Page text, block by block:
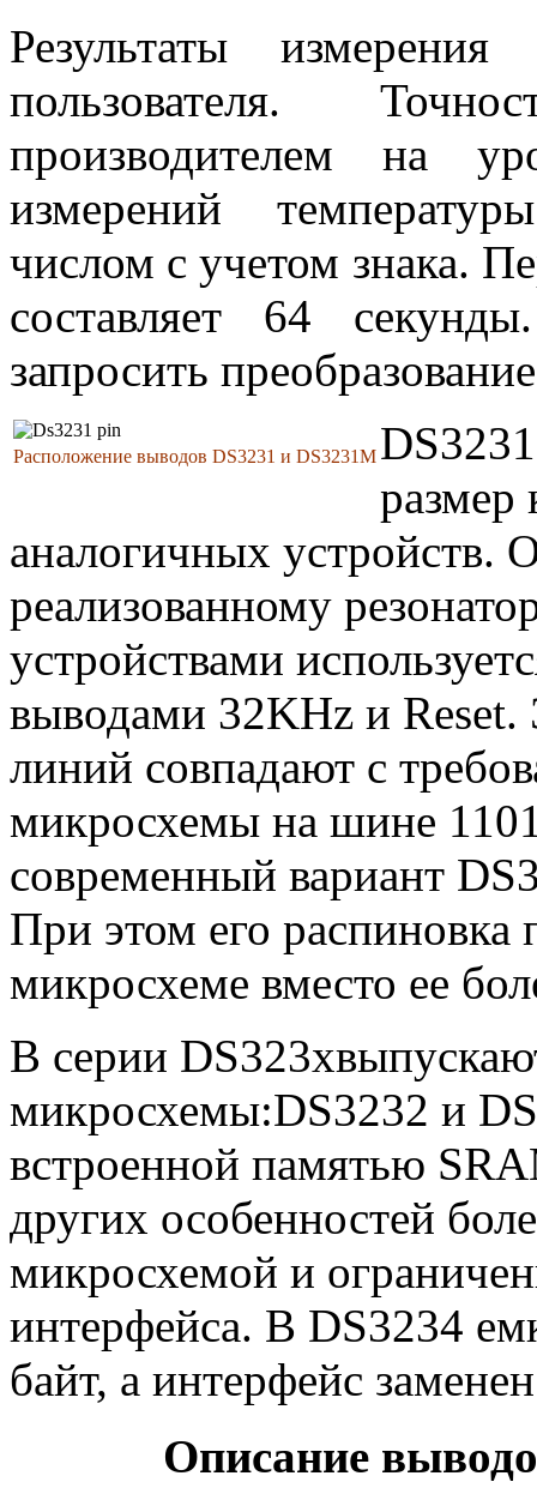
Результаты
пользователя.
производителем на
измерений
числом с учетом знака.
составляет 64
запросить
Расположение выводов DS3231 и DS3231M
размер
аналогичных устройств.
реализованному
устройствами
выводами 32KHz и Reset.
линий совпадают с
микросхемы на шине
современный вариант
При этом его распиновка
микросхемe вместо ее
В серии
микросхемы:DS3232 и
встроенной памятью
других особенностей
микросхемой и
интерфейса. В DS3234
байт, а интерфейс
Описание